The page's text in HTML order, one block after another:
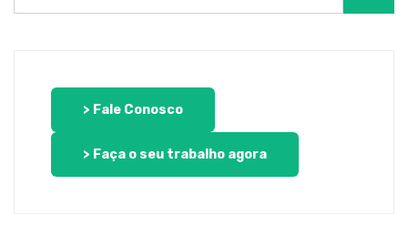
> Fale Conosco
> Faça o seu trabalho agora